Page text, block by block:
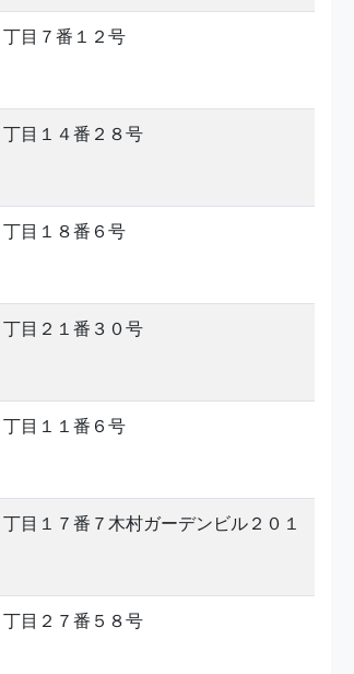
目７番１２号
目１４番２８号
目１８番６号
目２１番３０号
目１１番６号
目１７番７木村ガーデンビル２０１
目２７番５８号